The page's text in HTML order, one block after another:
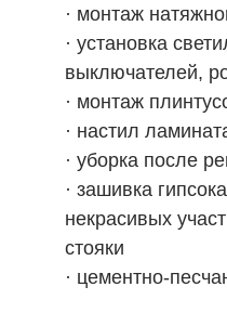
· монтаж
· установка
выключателей,
· монтаж
· настил
· уборка после
· зашивка
некрасивых
стояки
· цементно-